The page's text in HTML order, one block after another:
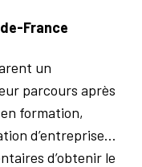
France
un
parcours après
formation,
d’entreprise…
d’obtenir le